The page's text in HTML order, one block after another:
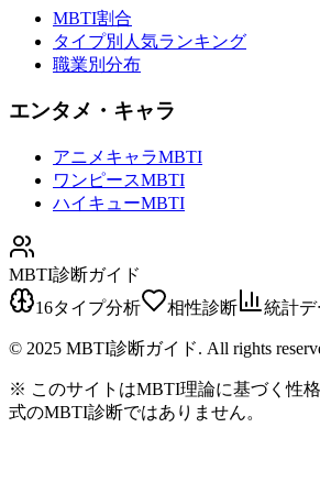
MBTI割合
タイプ別人気ランキング
職業別分布
エンタメ・キャラ
アニメキャラMBTI
ワンピースMBTI
ハイキューMBTI
MBTI診断ガイド
16タイプ分析
相性診断 統計デ
© 2025 MBTI診断ガイド. All rights
※ このサイトはMBTI理論に基づく性
式のMBTI診断ではありません。